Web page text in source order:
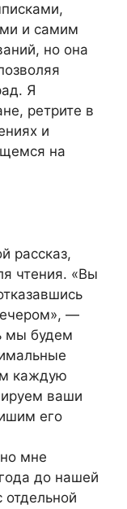
и самим
но она
Я
ретрите в
и
на
рассказ,
чтения. «Вы
—
мы будем
каждую
ваши
его
мне
до нашей
отдельной